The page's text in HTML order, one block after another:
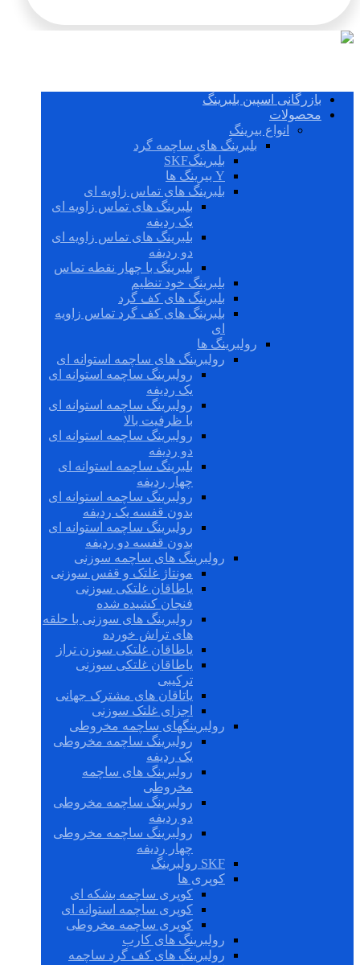
بازرگانی اسپین بلبرینگ
محصولات
انواع بیرینگ
بلبرینگ های ساچمه گرد
بلبرینگSKF
Y بیرینگ ها
بلبرینگ های تماس زاویه ای
بلبرینگ های تماس زاویه ای
یک ردیفه
بلبرینگ های تماس زاویه ای
دو ردیفه
بلبرینگ با چهار نقطه تماس
بلبرینگ خود تنظیم
بلبرینگ های کف گرد
بلبرینگ های کف گرد تماس زاویه
ای
رولبرینگ ها
رولبرینگ های ساچمه استوانه ای
رولبرینگ ساچمه استوانه ای
یک ردیفه
رولبرینگ ساچمه استوانه ای
با ظرفیت بالا
رولبرینگ ساچمه استوانه ای
دو ردیفه
بلبرینگ ساچمه استوانه ای
چهار ردیفه
رولبرینگ ساچمه استوانه ای
بدون قفسه یک ردیفه
رولبرینگ ساچمه استوانه ای
بدون قفسه دو ردیفه
رولبرینگ های ساچمه سوزنی
مونتاژ غلتک و قفس سوزنی
یاطاقان غلتکی سوزنی
فنجان کشیده شده
رولبرینگ های سوزنی با حلقه
های تراش خورده
یاطاقان غلتکی سوزن تراز
یاطاقان غلتکی سوزنی
ترکیبی
یاتاقان های مشترک جهانی
اجزای غلتک سوزنی
رولبرینگهای ساچمه مخروطی
رولبرینگ ساچمه مخروطی
یک ردیفه
رولبرینگ های ساچمه
مخروطی
رولبرینگ ساچمه مخروطی
دو ردیفه
رولبرینگ ساچمه مخروطی
چهار ردیفه
SKF رولبرینگ
کوپری ها
کوپری ساچمه بشکه ای
کوپری ساچمه استوانه ای
کوپری ساچمه مخروطی
رولبرینگ های کارب
رولبرینگ های کف گرد ساچمه